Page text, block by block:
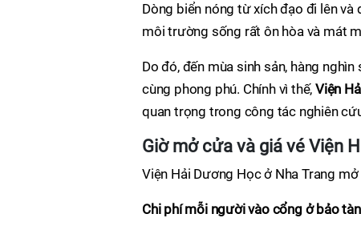
Dòng biển nóng từ xích đạo đi lên và
môi trường sống rất ôn hòa và mát
Do đó, đến mùa sinh sản, hàng
cùng phong phú. Chính vì thế,Viện
quan trọng trong công tác nghiên
Giờ mở cửa và giá vé Viện
Viện Hải Dương Học ở Nha Trang
Chi phí mỗi người vào cổng ở bảo